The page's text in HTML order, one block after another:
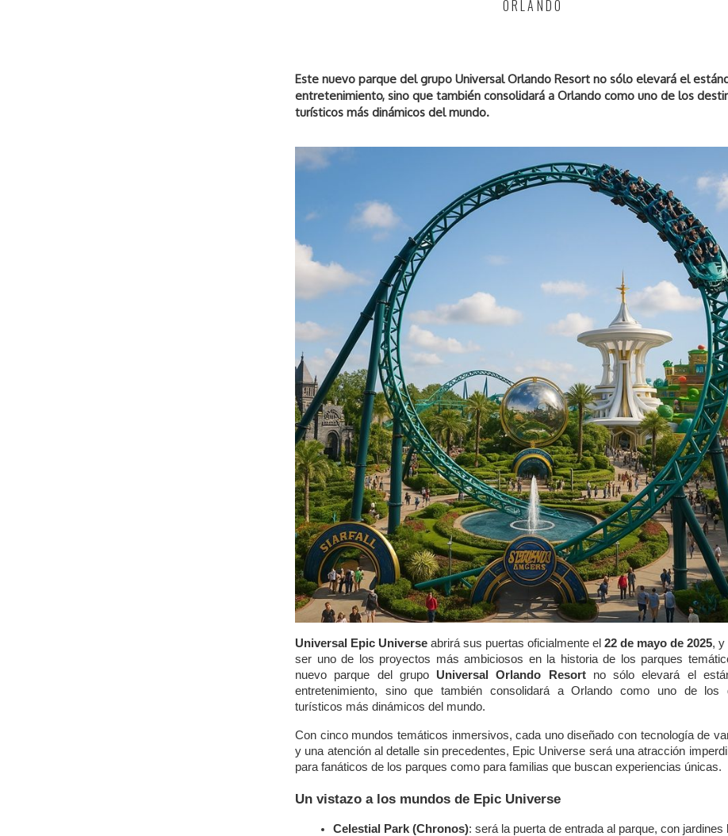
ORLANDO
Este nuevo parque del grupo Universal Orlando Resort no sólo elevará el
entretenimiento, sino que también consolidará a Orlando como uno de los
turísticos más dinámicos del mundo.
Universal Epic Universe abrirá sus puertas oficialmente el 22 de mayo de 2025, y
ser uno de los proyectos más ambiciosos en la historia de los parques
nuevo parque del grupo Universal Orlando Resortno sólo elevará el
entretenimiento, sino que también consolidará a Orlando como uno de los
turísticos más dinámicos del mundo.
Con cinco mundos temáticos inmersivos, cada uno diseñado con tecnología de
y una atención al detalle sin precedentes, Epic Universe será una atracción
para fanáticos de los parques como para familias que buscan experiencias únicas.
Un vistazo a los mundos de Epic Universe
Celestial Park (Chronos): será la puerta de entrada al parque, con